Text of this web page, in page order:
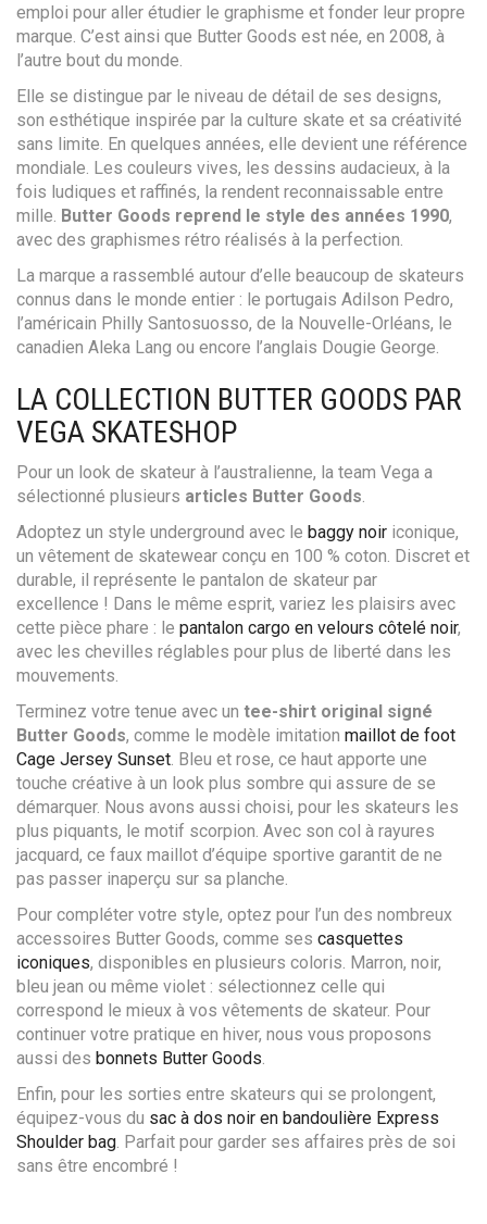
emploi pour aller étudier le graphisme et fonder leur propre
marque. C’est ainsi que Butter Goods est née, en 2008, à
l’autre bout du monde.
Elle se distingue par le niveau de détail de ses designs,
son esthétique inspirée par la culture skate et sa créativité
sans limite. En quelques années, elle devient une référence
mondiale. Les couleurs vives, les dessins audacieux, à la
fois ludiques et raffinés, la rendent reconnaissable entre
mille. Butter Goods reprend le style des années 1990,
avec des graphismes rétro réalisés à la perfection.
La marque a rassemblé autour d’elle beaucoup de skateurs
connus dans le monde entier : le portugais Adilson Pedro,
l’américain Philly Santosuosso, de la Nouvelle-Orléans, le
canadien Aleka Lang ou encore l’anglais Dougie George.
LA COLLECTION BUTTER GOODS PAR
VEGA SKATESHOP
Pour un look de skateur à l’australienne, la team Vega a
sélectionné plusieurs articles Butter Goods.
Adoptez un style underground avec le baggy noir iconique,
un vêtement de skatewear conçu en 100 % coton. Discret et
durable, il représente le pantalon de skateur par
excellence ! Dans le même esprit, variez les plaisirs avec
cette pièce phare : le pantalon cargo en velours côtelé noir,
avec les chevilles réglables pour plus de liberté dans les
mouvements.
Terminez votre tenue avec un tee-shirt original signé
Butter Goods, comme le modèle imitation maillot de foot
Cage Jersey Sunset. Bleu et rose, ce haut apporte une
touche créative à un look plus sombre qui assure de se
démarquer. Nous avons aussi choisi, pour les skateurs les
plus piquants, le motif scorpion. Avec son col à rayures
jacquard, ce faux maillot d’équipe sportive garantit de ne
pas passer inaperçu sur sa planche.
Pour compléter votre style, optez pour l’un des nombreux
accessoires Butter Goods, comme ses casquettes
iconiques, disponibles en plusieurs coloris. Marron, noir,
bleu jean ou même violet : sélectionnez celle qui
correspond le mieux à vos vêtements de skateur. Pour
continuer votre pratique en hiver, nous vous proposons
aussi des bonnets Butter Goods.
Enfin, pour les sorties entre skateurs qui se prolongent,
équipez-vous du sac à dos noir en bandoulière Express
Shoulder bag. Parfait pour garder ses affaires près de soi
sans être encombré !